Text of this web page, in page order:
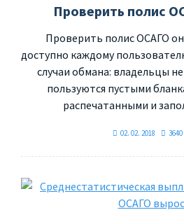
Проверить полис
Проверить полис ОСАГО
доступно каждому
случаи обмана: владельцы
пользуются пустыми
распечатанными и
02. 02. 2018 3640